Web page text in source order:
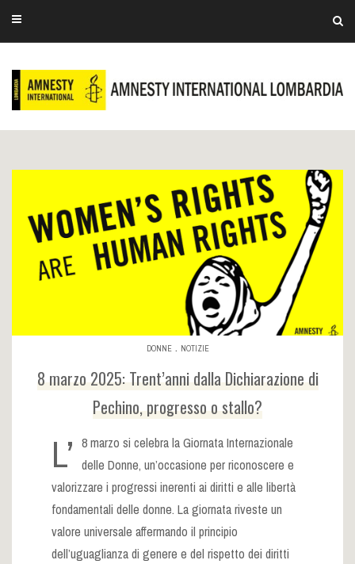
DONNE. NOTIZIE
8 marzo 2025: Trent’anni dalla Dichiarazione di
Pechino, progresso o stallo?
L’ 8 marzo si celebra la Giornata Internazionale
delle Donne, un’occasione per riconoscere e
valorizzare i progressi inerenti ai diritti e alle libertà
fondamentali delle donne. La giornata riveste un
valore universale affermando il principio
dell’uguaglianza di genere e del rispetto dei diritti